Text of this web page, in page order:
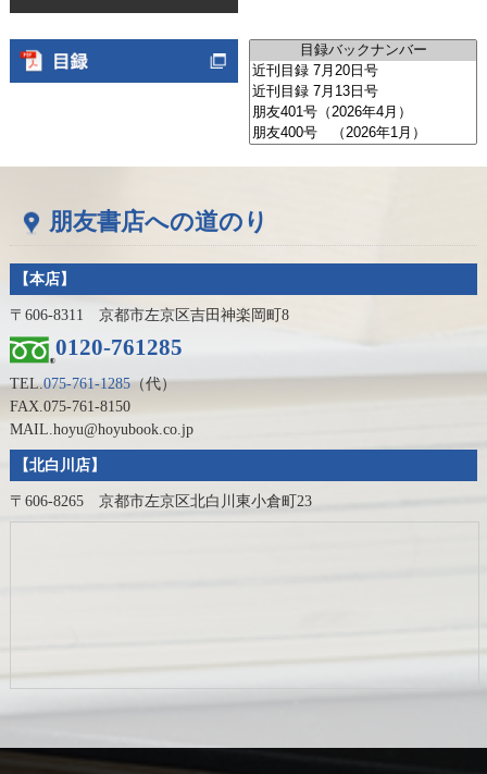
朋友書店への道のり
【本店】
〒606-8311 京都市左京区吉田神楽岡町8
0120-761285
TEL.075-761-1285（代）
FAX.075-761-8150
MAIL.hoyu@hoyubook.co.jp
【北白川店】
〒606-8265 京都市左京区北白川東小倉町23